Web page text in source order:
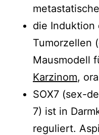
die Induktion
Tumorzellen
Mausmodell
Karzinom,
SOX7 (sex-
7) ist in
reguliert.